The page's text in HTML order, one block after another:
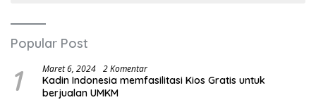
Popular Post
1 Maret 6, 2024 2 Komentar
Kadin Indonesia memfasilitasi Kios Gratis untuk
berjualan UMKM